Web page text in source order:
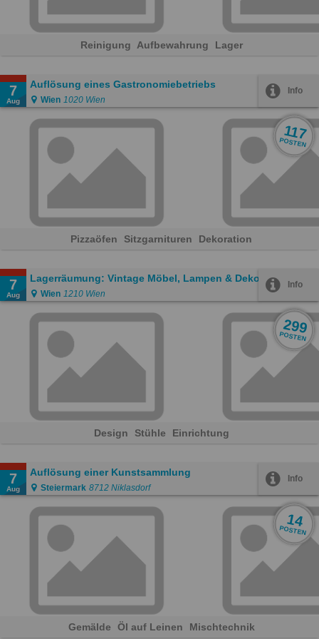
Reinigung Aufbewahrung Lager
7
Aug
Auflösung eines Gastronomiebetriebs
Wien 1020 Wien
Info
117
POSTEN
Pizzaöfen Sitzgarnituren Dekoration
7
Aug
Lagerräumung: Vintage Möbel, Lampen & Deko
Wien 1210 Wien
Info
299
POSTEN
Design Stühle Einrichtung
7
Aug
Auflösung einer Kunstsammlung
Steiermark 8712 Niklasdorf
Info
14
POSTEN
Gemälde Öl auf Leinen Mischtechnik